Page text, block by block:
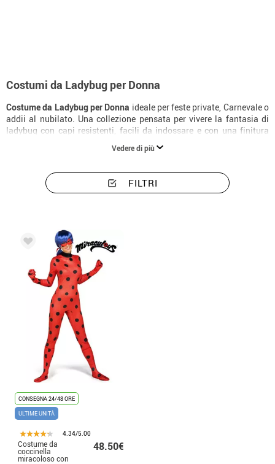
Costumi da Ladybug per Donna
Costume da Ladybug per Donna ideale per feste private, Carnevale o
addii al nubilato. Una collezione pensata per vivere la fantasia di
ladybug con capi resistenti, facili da indossare e con una finitura
Vedere di più
FILTRI
CONSEGNA 24/48 ORE
ULTIME UNITÀ
4.34/5.00
Costume da
coccinella
miracoloso con
48.50€